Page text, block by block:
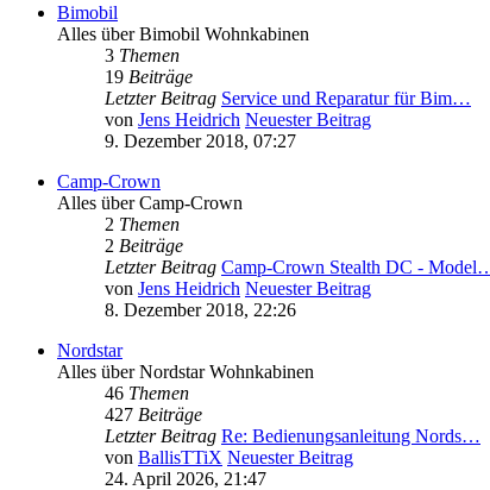
Bimobil
Alles über Bimobil Wohnkabinen
3 Themen
19 Beiträge
Letzter Beitrag Service und Reparatur für Bim…
von Jens Heidrich Neuester Beitrag
9. Dezember 2018, 07:27
Camp-Crown
Alles über Camp-Crown
2 Themen
2 Beiträge
Letzter Beitrag Camp-Crown Stealth DC -
von Jens Heidrich Neuester Beitrag
8. Dezember 2018, 22:26
Nordstar
Alles über Nordstar Wohnkabinen
46 Themen
427 Beiträge
Letzter Beitrag Re: Bedienungsanleitung Nords…
von BallisTTiX Neuester Beitrag
24. April 2026, 21:47